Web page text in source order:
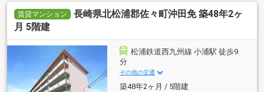
賃貸マンション
長崎県北松浦郡佐々町沖田免 築48年2ヶ
月 5階建
松浦鉄道西九州線 小浦駅 徒歩9
分
その他の交通
築48年2ヶ月 / 5階建